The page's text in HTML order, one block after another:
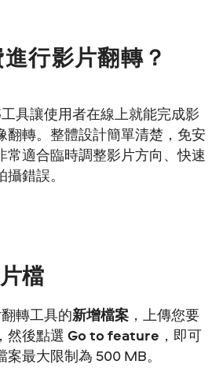
行影片翻轉？
具讓使用者在線上就能完成影
翻轉。整體設計簡單清楚，免安
常適合臨時調整影片方向、快速
錯誤。
檔
轉工具的新增檔案 ，上傳您要
然後點選 Go to feature ，即可
最大限制為 500 MB。